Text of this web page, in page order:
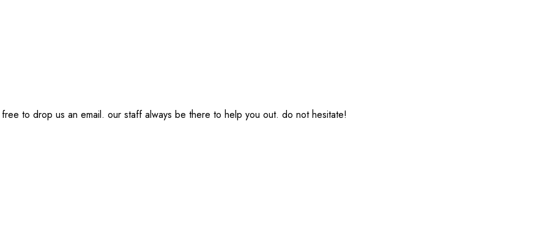
to drop us an email. our staff always be there to help you out. do not hesitate!